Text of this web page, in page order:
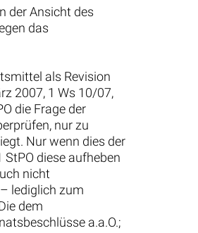
der Ansicht des
das
als Revision
2007, 1 Ws 10/07,
die Frage der
nur zu
Nur wenn dies der
diese aufheben
nicht
lediglich zum
dem
a.a.O.;